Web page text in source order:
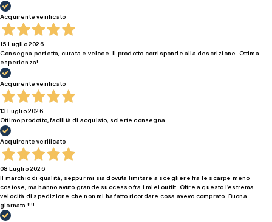
Acquirente verificato
15 Luglio 2026
Consegna perfetta, curata e veloce. Il prodotto corrisponde alla descrizione. Ottima
esperienza!
Acquirente verificato
13 Luglio 2026
Ottimo prodotto, facilità di acquisto, solerte consegna.
Acquirente verificato
08 Luglio 2026
Il marchio di qualità, seppur mi sia dovuta limitare a scegliere fra le scarpe meno
costose, ma hanno avuto grande successo fra i miei outfit. Oltre a questo l’estrema
velocità di spedizione che non mi ha fatto ricordare cosa avevo comprato. Buona
giornata !!!!